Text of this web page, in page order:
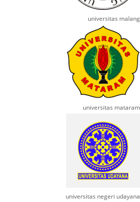
universitas malang
universitas mataram
universitas negeri udayana